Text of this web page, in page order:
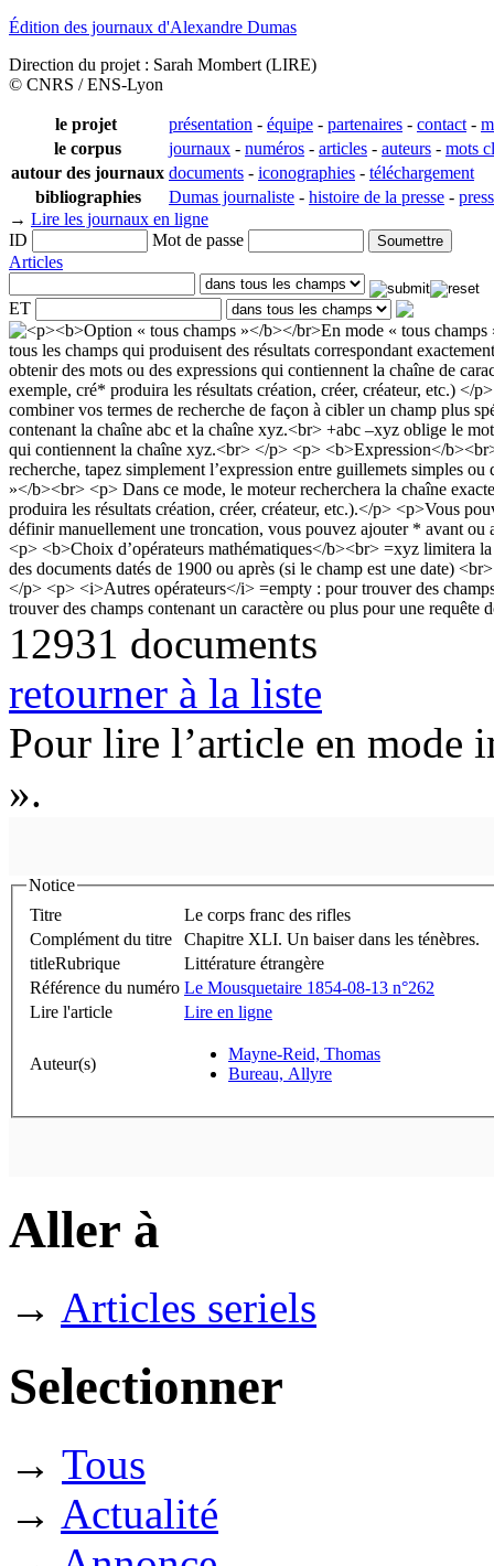
Édition des journaux d'Alexandre Dumas
Direction du projet : Sarah Mombert (LIRE)
© CNRS / ENS-Lyon
le projet présentation - équipe - partenaires - contact -
le corpus
journaux - numéros - articles - auteurs - mots
autour des journaux documents - iconographies - téléchargement
bibliographies
Dumas journaliste - histoire de la presse -
→ Lire les journaux en ligne
ID
Mot de passe
Articles
ET
12931 documents
retourner à la liste
Pour lire l’article en mode
».
Notice
Titre
Le corps franc des rifles
Complément du titre
Chapitre XLI. Un baiser dans les ténèbres.
titleRubrique
Littérature étrangère
Référence du numéro Le Mousquetaire 1854-08-13 n°262
Lire l'article
Lire en ligne
Auteur(s)
Mayne-Reid, Thomas
Bureau, Allyre
Aller à
→ Articles seriels
Selectionner
→ Tous
→ Actualité